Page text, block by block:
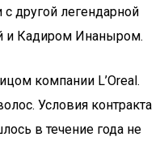
другой легендарной
и Кадиром Инаныром.
компании L’Oreal.
Условия контракта
в течение года не